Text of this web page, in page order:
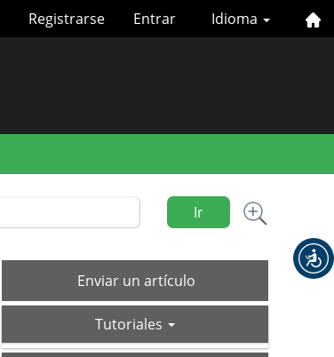
Idioma
Registrarse Entrar
Ir
Enviar
un
Enviar un artículo
Tutoriales